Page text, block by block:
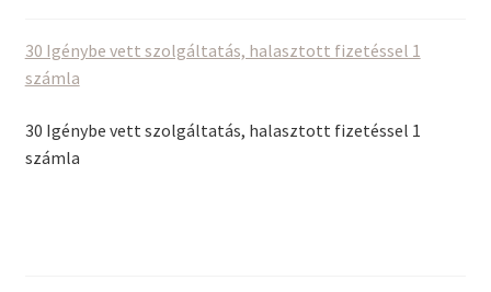
30 Igénybe vett szolgáltatás, halasztott fizetéssel 1
számla
30 Igénybe vett szolgáltatás, halasztott fizetéssel 1
számla